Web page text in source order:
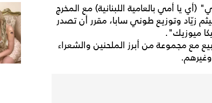
يا أمي بالعامية اللبنانية) مع المخرج
وتوزيع طوني سابا، مقرر أن تصدر
ميوزيك".
مع مجموعة من أبرز الملحنين والشعراء